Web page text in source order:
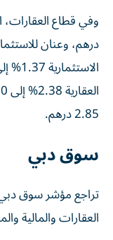
2.85 درهم.
سوق دبي
تراجع مؤشر سوق
العقارات والمالية